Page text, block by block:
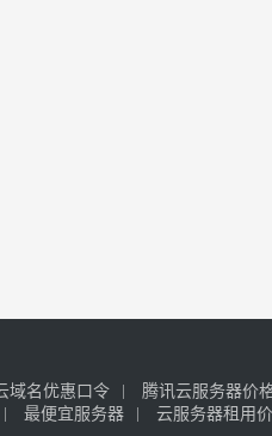
域名优惠口令 腾讯云服务器价
最便宜服务器 云服务器租用